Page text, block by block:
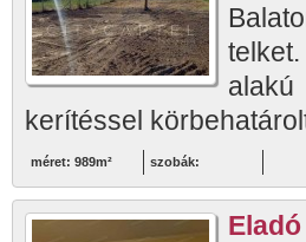
kerítéssel
méret: 989m² szobák: